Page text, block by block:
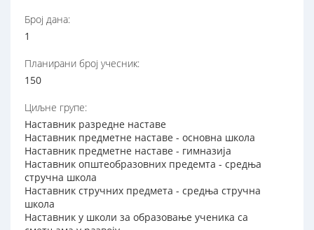
Број дана:
1
Планирани број учесник:
150
Циљне групе:
Наставник разредне наставе
Наставник предметне наставе - основна школа
Наставник предметне наставе - гимназија
Наставник општеобразовних предемта - средња
стручна школа
Наставник стручних предмета - средња стручна
школа
Наставник у школи за образовање ученика са